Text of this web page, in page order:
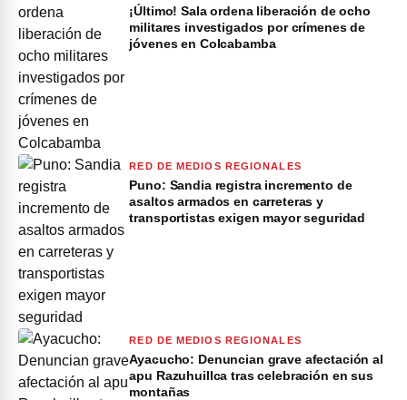
¡Último! Sala ordena liberación de ocho
militares investigados por crímenes de
jóvenes en Colcabamba
RED DE MEDIOS REGIONALES
Puno: Sandia registra incremento de
asaltos armados en carreteras y
transportistas exigen mayor seguridad
RED DE MEDIOS REGIONALES
Ayacucho: Denuncian grave afectación al
apu Razuhuillca tras celebración en sus
montañas